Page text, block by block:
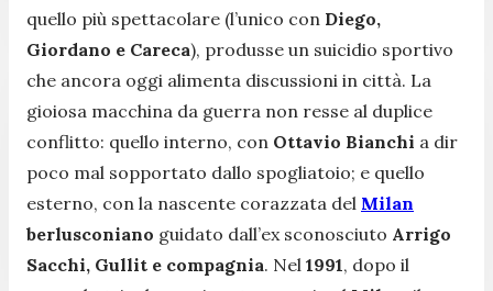
quello più spettacolare (l’unico con Diego,
Giordano e Careca), produsse un suicidio sportivo
che ancora oggi alimenta discussioni in città. La
gioiosa macchina da guerra non resse al duplice
conflitto: quello interno, con Ottavio Bianchi a dir
poco mal sopportato dallo spogliatoio; e quello
esterno, con la nascente corazzata del Milan
berlusconiano guidato dall’ex sconosciuto Arrigo
Sacchi, Gullit e compagnia. Nel 1991, dopo il